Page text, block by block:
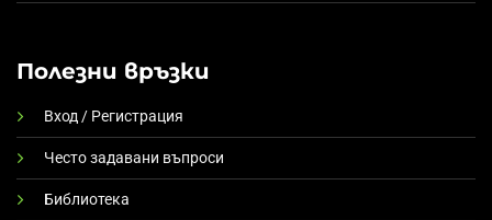
Полезни връзки
Вход / Регистрация
Често задавани въпроси
Библиотека